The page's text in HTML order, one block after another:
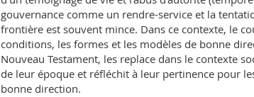
gouvernance comme un rendre-service et la
frontière est souvent mince. Dans ce contexte, le
conditions, les formes et les modèles de bonne
Nouveau Testament, les replace dans le contexte
de leur époque et réfléchit à leur pertinence pour
bonne direction.